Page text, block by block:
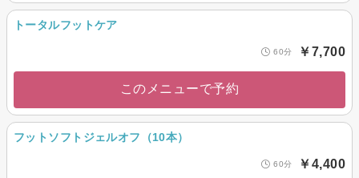
トータルフットケア
60分 ￥7,700
このメニューで予約
フットソフトジェルオフ（10本）
60分 ￥4,400